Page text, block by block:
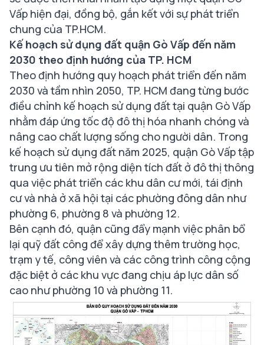
Vấp hiện đại, đồng bộ, gắn kết với sự phát triển
chung của TP.HCM.
Kế hoạch sử dụng đất quận Gò Vấp đến năm
2030 theo định hướng của TP. HCM
Theo định hướng quy hoạch phát triển đến năm
2030 và tầm nhìn 2050, TP. HCM đang từng bước
điều chỉnh kế hoạch sử dụng đất tại quận Gò Vấp
nhằm đáp ứng tốc độ đô thị hóa nhanh chóng và
nâng cao chất lượng sống cho người dân. Trong
kế hoạch sử dụng đất năm 2025, quận Gò Vấp tập
trung ưu tiên mở rộng diện tích đất ở đô thị thông
qua việc phát triển các khu dân cư mới, tái định
cư và nhà ở xã hội tại các phường đông dân như
phường 6, phường 8 và phường 12.
Bên cạnh đó, quận cũng đẩy mạnh việc phân bổ
lại quỹ đất công để xây dựng thêm trường học,
trạm y tế, công viên và các công trình công cộng
đặc biệt ở các khu vực đang chịu áp lực dân số
cao như phường 10 và phường 11.